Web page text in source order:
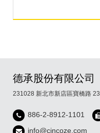
德承股份有限公司
231028 新北市新店區寶橋路
886-2-8912-1101
info@cincoze.com